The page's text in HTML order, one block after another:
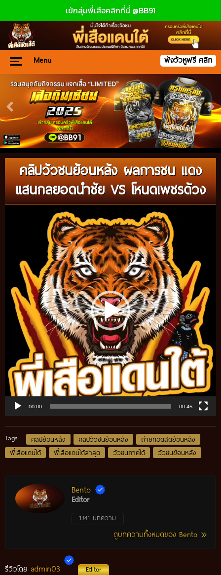
เข้กลุ่มพี่เสือคลิกที่นี่ @BB91
Menu ฟังวัวหูฟรี คลิก
คลิปวัวชนย้อนหลัง ผลการชน แดง
แสนกลยอดนำชัย VS โหนดเพชรด้วง
00:00 00:45
Tags : คลิปย้อนหลัง คลิปวัวชนย้อนหลัง
ถ่ายทอดสดย้อนหลัง
พี่เสือแดนใต้
พี่เสือแดนใต้ล่าสุด วัวชนภาคใต้ วัวชนย้อนหลัง
Bento
Editor
1341 บทความ
ดูบทความทั้งหมดของ Bento
รีวิวโดย admin03 Editor